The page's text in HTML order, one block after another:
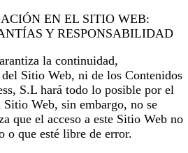
EN EL SITIO WEB:
Y RESPONSABILIDAD
la continuidad,
Sitio Web, ni de los Contenidos
S.L hará todo lo posible por el
Web, sin embargo, no se
que el acceso a este Sitio Web no
o que esté libre de error.